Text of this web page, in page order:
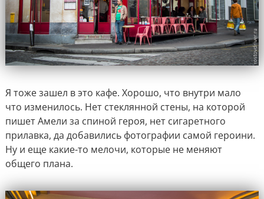
Я тоже зашел в это кафе. Хорошо, что внутри мало
что изменилось. Нет стеклянной стены, на которой
пишет Амели за спиной героя, нет сигаретного
прилавка, да добавились фотографии самой героини.
Ну и еще какие-то мелочи, которые не меняют
общего плана.